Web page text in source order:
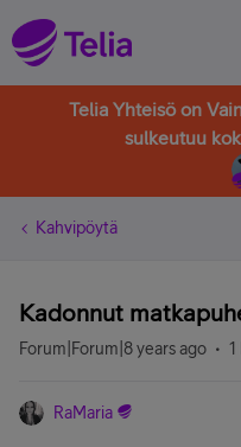
Telia Yhteisö on
sulkeutuu
Kahvipöytä
Kadonnut
Forum|Forum|8 years ago
RaMaria